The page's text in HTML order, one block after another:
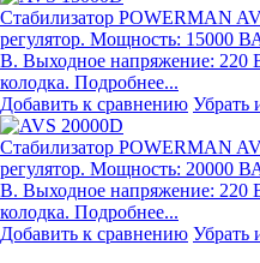
Стабилизатор POWERMAN
регулятор. Мощность: 15000
В. Выходное напряжение: 220
колодка. Подробнее...
Добавить к сравнению Убрать
Стабилизатор POWERMAN
регулятор. Мощность: 20000
В. Выходное напряжение: 220
колодка. Подробнее...
Добавить к сравнению Убрать